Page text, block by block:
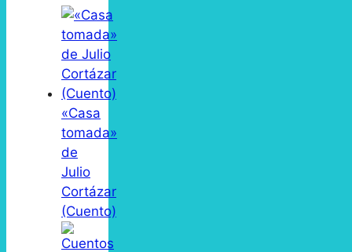
«Casa
tomada»
de
Julio
Cortázar
(Cuento)